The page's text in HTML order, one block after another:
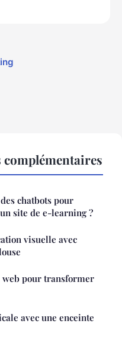
chatbots pour
site de e-learning ?
visuelle avec
web pour transformer
avec une enceinte